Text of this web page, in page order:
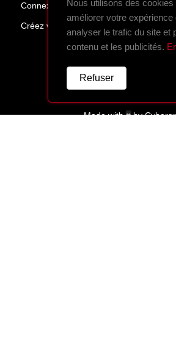
Connexion
Créez votre compte
Made with♥by
Nous utilisons des cookies
améliorer votre expérience
analyser le trafic du site et
contenu et les publicités.
Refuser